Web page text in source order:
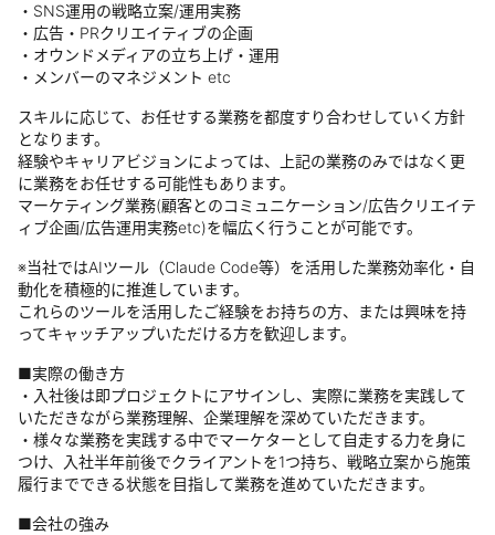
・SNS運用の戦略立案/運用実務
・広告・PRクリエイティブの企画
・オウンドメディアの立ち上げ・運用
・メンバーのマネジメント etc
スキルに応じて、お任せする業務を都度すり合わせしていく方針
となります。
経験やキャリアビジョンによっては、上記の業務のみではなく更
に業務をお任せする可能性もあります。
マーケティング業務(顧客とのコミュニケーション/広告クリエイテ
ィブ企画/広告運用実務etc)を幅広く行うことが可能です。
※当社ではAIツール（Claude Code等）を活用した業務効率化・自
動化を積極的に推進しています。
これらのツールを活用したご経験をお持ちの方、または興味を持
ってキャッチアップいただける方を歓迎します。
■実際の働き方
・入社後は即プロジェクトにアサインし、実際に業務を実践して
いただきながら業務理解、企業理解を深めていただきます。
・様々な業務を実践する中でマーケターとして自走する力を身に
つけ、入社半年前後でクライアントを1つ持ち、戦略立案から施策
履行までできる状態を目指して業務を進めていただきます。
■会社の強み